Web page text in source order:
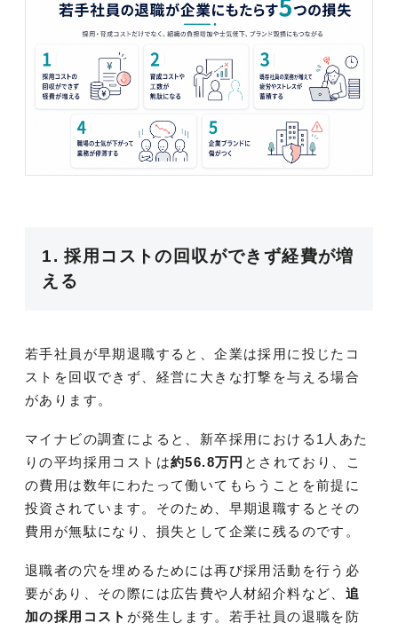
1. 採用コストの回収ができず経費が増
える
若手社員が早期退職すると、企業は採用に投じたコ
ストを回収できず、経営に大きな打撃を与える場合
があります。
マイナビの調査によると、新卒採用における1人あた
りの平均採用コストは約56.8万円 とされており、こ
の費用は数年にわたって働いてもらうことを前提に
投資されています。そのため、早期退職するとその
費用が無駄になり、損失として企業に残るのです。
退職者の穴を埋めるためには再び採用活動を行う必
要があり、その際には広告費や人材紹介料など、 追
加の採用コスト が発生します。若手社員の退職を防